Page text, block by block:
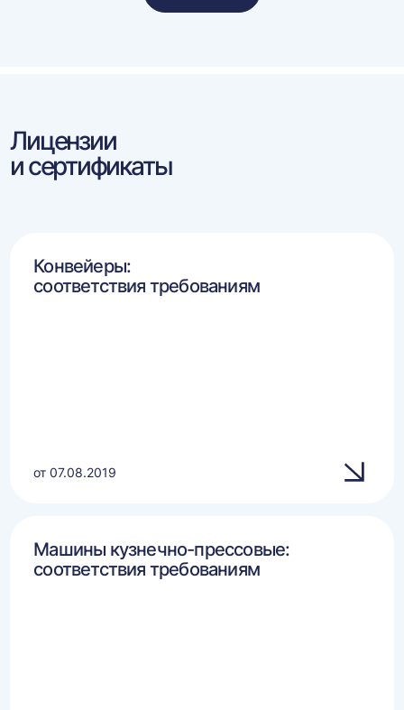
Лицензии
и сертификаты
Конвейеры:
соответствия требованиям
от 07.08.2019
Машины кузнечно-прессовые:
соответствия требованиям